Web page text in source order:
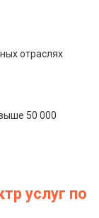
отраслях
50 000
услуг по